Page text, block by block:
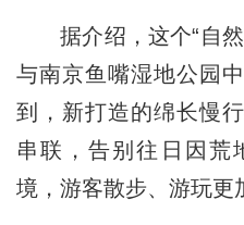
据介绍，这个“自然
与南京鱼嘴湿地公园
到，新打造的绵长慢
串联，告别往日因荒
境，游客散步、游玩更